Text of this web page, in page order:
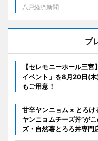
八戸経済新聞
プ
【セレモニーホール三
イベント」を8月20日(木
もご用意！
甘辛ヤンニョム × とろけ
ヤンニョムチーズ丼”が
ズ・自然薯とろろ丼専門